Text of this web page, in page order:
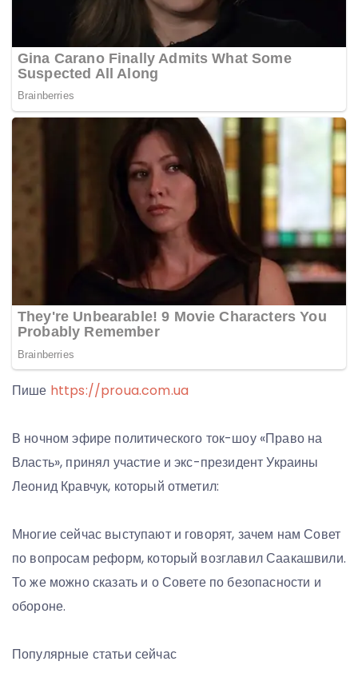
Пише https://proua.com.ua
В ночном эфире политического ток-шоу «Право на
Власть», принял участие и экс-президент Украины
Леонид Кравчук, который отметил:
Многие сейчас выступают и говорят, зачем нам Совет
по вопросам реформ, который возглавил Саакашвили.
То же можно сказать и о Совете по безопасности и
обороне.
Популярные статьи сейчас